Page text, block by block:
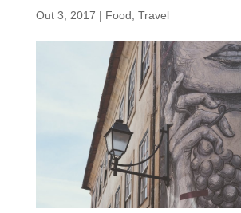
Out 3, 2017 | Food Travel